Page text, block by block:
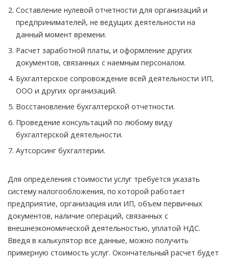
Составление нулевой отчетности для организаций и
предпринимателей, не ведущих деятельности на
данный момент времени.
Расчет заработной платы, и оформление других
документов, связанных с наемным персоналом.
Бухгалтерское сопровождение всей деятельности ИП,
ООО и других организаций.
Восстановление бухгалтерской отчетности.
Проведение консультаций по любому виду
бухгалтерской деятельности.
Аутсорсинг бухгалтерии.
Для определения стоимости услуг требуется указать
систему налогообложения, по которой работает
предприятие, организация или ИП, объем первичных
документов, наличие операций, связанных с
внешнеэкономической деятельностью, уплатой НДС.
Введя в калькулятор все данные, можно получить
примерную стоимость услуг. Окончательный расчет будет